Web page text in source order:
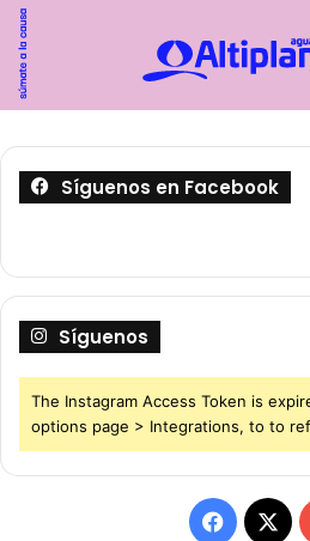
Síguenos en Facebook
Síguenos
The Instagram Access Token is
options page > Integrations, to to
F
X